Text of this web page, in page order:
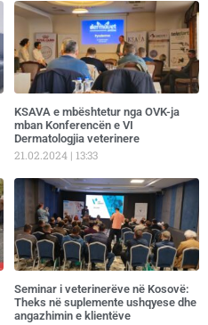
KSAVA e mbështetur nga OVK-ja
mban Konferencën e VI
Dermatologjia veterinere
21.02.2024 13:33
Seminar i veterinerëve në Kosovë:
Theks në suplemente ushqyese dhe
angazhimin e klientëve